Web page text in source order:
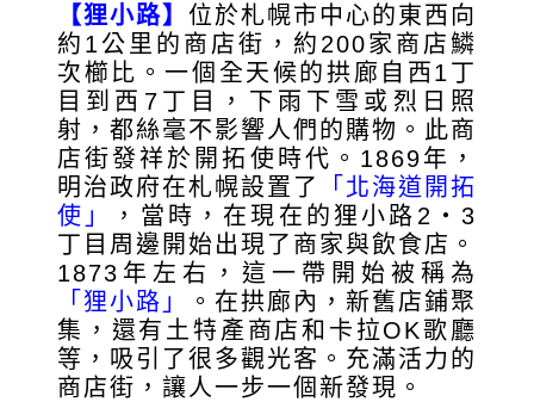
【狸小路】 位於札幌市中心的東西向
約1公里的商店街，約200家商店鱗
次櫛比。一個全天候的拱廊自西1丁
目到西7丁目，下雨下雪或烈日照
射，都絲毫不影響人們的購物。此商
店街發祥於開拓使時代。1869年，
明治政府在札幌設置了
「北海道開拓
使」
，當時，在現在的狸小路2・3
丁目周邊開始出現了商家與飲食店。
1873年左右，這一帶開始被稱為
「狸小路」
。在拱廊內，新舊店鋪聚
集，還有土特產商店和卡拉OK歌廳
等，吸引了很多觀光客。充滿活力的
商店街，讓人一步一個新發現。